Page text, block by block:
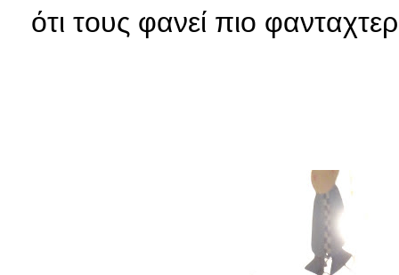
ότι τους φανεί πιο